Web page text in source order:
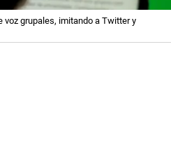
grupales, imitando a Twitter y